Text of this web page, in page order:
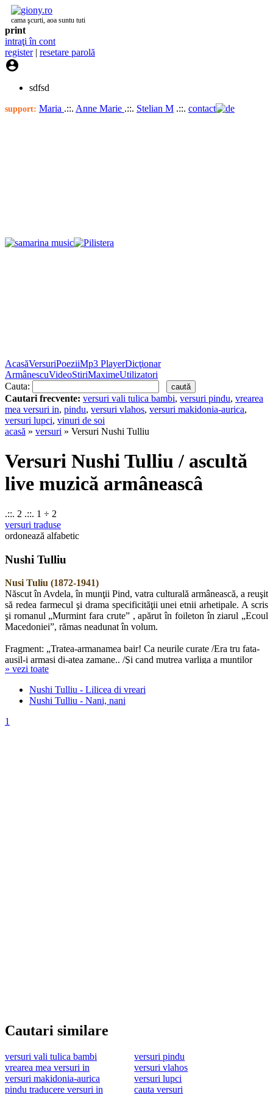
cama şcurti, aoa suntu tuti
print
intraţi în cont
register| resetare parolă

sdfsd
support: Maria .::. Anne Marie .::. Stelian M .::. contact
AcasăVersuriPoeziiMp3 PlayerDicţionar
ArmânescuVideoStiriMaximeUtilizatori
Cauta:
Cautari frecvente: versuri vali tulica bambi, versuri pindu, vrearea
mea versuri in, pindu, versuri vlahos, versuri makidonia-aurica,
versuri lupci, vinuri de soi
acasă » versuri » Versuri Nushi Tulliu
Versuri Nushi Tulliu / ascultă
live muzică armâneascâ
.::. 2 .::. 1 ÷ 2
versuri traduse
ordonează alfabetic
Nushi Tulliu
Nusi Tuliu (1872-1941)
Născut în Avdela, în munţii Pind, vatra culturală armânească, a reuşit
să redea farmecul şi drama specificităţii unei etnii arhetipale. A scris
şi romanul „Murmint fara crute” , apărut în foileton în ziarul „Ecoul
Macedoniei”, rămas neadunat în volum.
Fragment: „Tratea-armanamea bair! Ca neurile curate /Era tru fata-
ausil-i armasi di-atea zamane.. /Şi cand mutrea varliga a muntilor
ghiurdane /S-vulodzile cu fantinile iu s-baga veara stane, /Amaru
» vezi toate
Nushi Tulliu - Lilicea di vreari
Nushi Tulliu - Nani, nani
1
Cautari similare
versuri vali tulica bambi
versuri pindu
vrearea mea versuri in
versuri vlahos
versuri makidonia-aurica
versuri lupci
pindu traducere versuri in
cauta versuri